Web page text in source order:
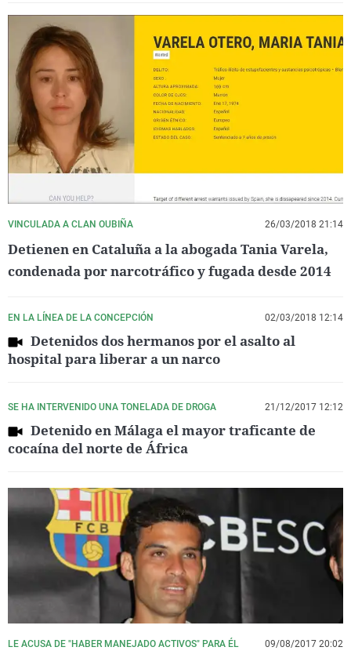
VINCULADA A CLAN OUBIÑA 26/03/2018 21:14
Detienen en Cataluña a la abogada Tania Varela,
condenada por narcotráfico y fugada desde 2014
EN LA LÍNEA DE LA CONCEPCIÓN 02/03/2018 12:14
Detenidos dos hermanos por el asalto al
hospital para liberar a un narco
SE HA INTERVENIDO UNA TONELADA DE DROGA 21/12/2017 12:12
Detenido en Málaga el mayor traficante de
cocaína del norte de África
LE ACUSA DE "HABER MANEJADO ACTIVOS" PARA ÉL 09/08/2017 20:02